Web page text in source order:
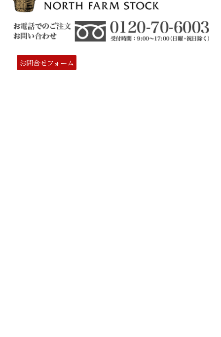
お問合せフォーム